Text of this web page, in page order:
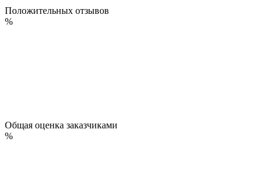
Положительных отзывов
%
Общая оценка заказчиками
%